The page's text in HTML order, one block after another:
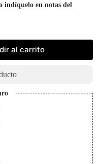
indíquelo en notas del
al carrito